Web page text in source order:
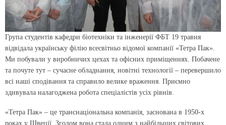
Група студентів кафедри біотехніки та інженерії ФБТ 19 травня
відвідала українську філію всесвітньо відомої компанії «Тетра Пак».
Ми побували у виробничих цехах та офісних приміщеннях. Побачене
та почуте тут – сучасне обладнання, новітні технології – перевершило
всі наші сподівання та справило велике враження. Приємно
здивувала налагоджена робота спеціалістів усіх рівнів.
«Тетра Пак» – це транснаціональна компанія, заснована в 1950-х
роках у Швеції. Згодом вона стала одним з найбільших світових